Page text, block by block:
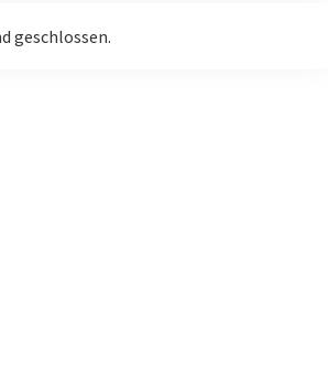
geschlossen.